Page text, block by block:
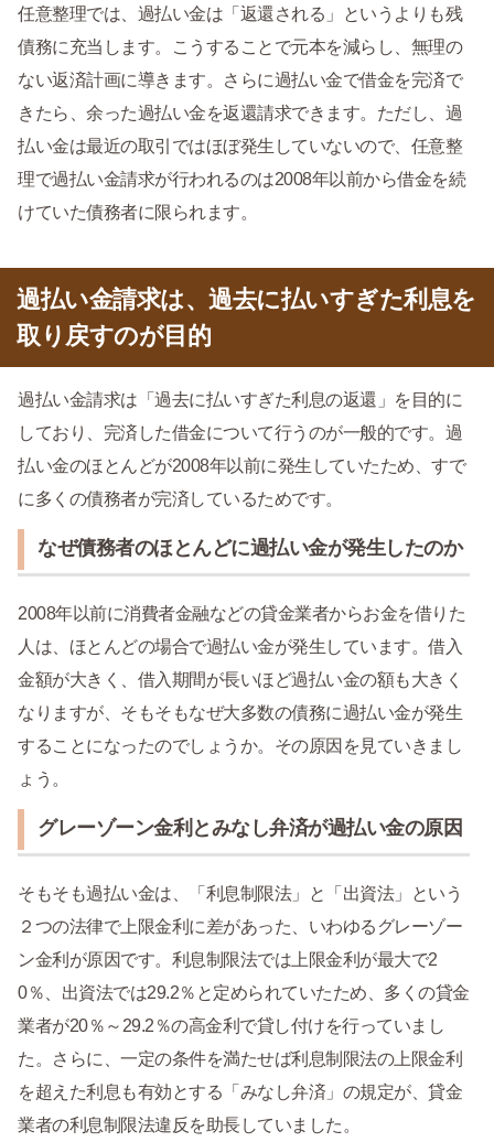
任意整理では、過払い金は「返還される」というよりも残
債務に充当します。こうすることで元本を減らし、無理の
ない返済計画に導きます。さらに過払い金で借金を完済で
きたら、余った過払い金を返還請求できます。ただし、過
払い金は最近の取引ではほぼ発生していないので、任意整
理で過払い金請求が行われるのは2008年以前から借金を続
けていた債務者に限られます。
過払い金請求は、過去に払いすぎた利息を
取り戻すのが目的
過払い金請求は「過去に払いすぎた利息の返還」を目的に
しており、完済した借金について行うのが一般的です。過
払い金のほとんどが2008年以前に発生していたため、すで
に多くの債務者が完済しているためです。
なぜ債務者のほとんどに過払い金が発生したのか
2008年以前に消費者金融などの貸金業者からお金を借りた
人は、ほとんどの場合で過払い金が発生しています。借入
金額が大きく、借入期間が長いほど過払い金の額も大きく
なりますが、そもそもなぜ大多数の債務に過払い金が発生
することになったのでしょうか。その原因を見ていきまし
ょう。
グレーゾーン金利とみなし弁済が過払い金の原因
そもそも過払い金は、「利息制限法」と「出資法」という
２つの法律で上限金利に差があった、いわゆるグレーゾー
ン金利が原因です。利息制限法では上限金利が最大で2
0％、出資法では29.2％と定められていたため、多くの貸金
業者が20％～29.2％の高金利で貸し付けを行っていまし
た。さらに、一定の条件を満たせば利息制限法の上限金利
を超えた利息も有効とする「みなし弁済」の規定が、貸金
業者の利息制限法違反を助長していました。